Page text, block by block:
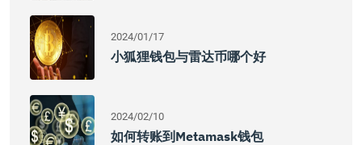
2024/01/17
小狐狸钱包与雷达币哪个好
2024/02/10
如何转账到Metamask钱包